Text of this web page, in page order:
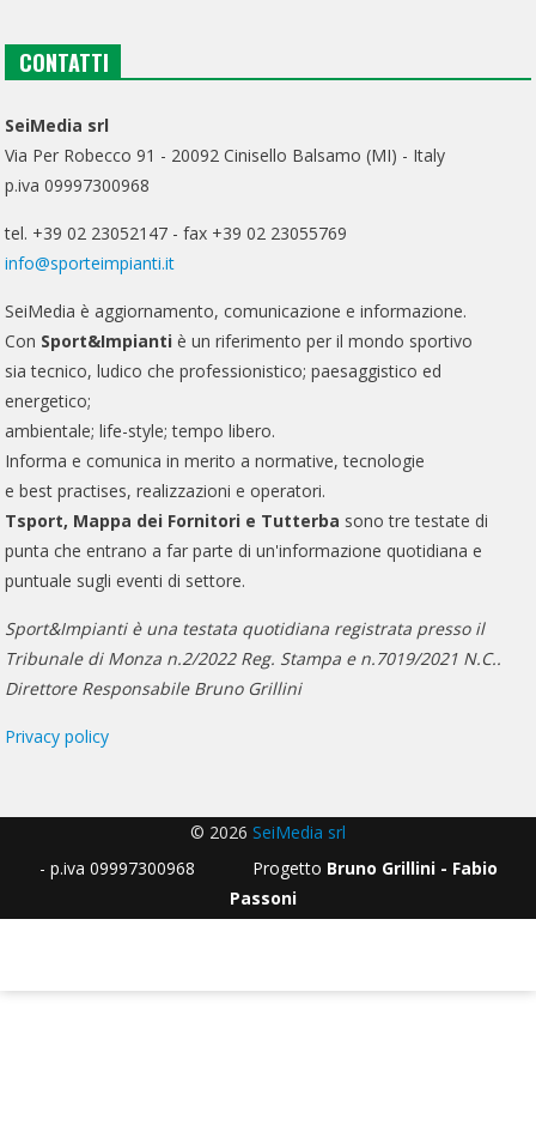
CONTATTI
SeiMedia srl
Via Per Robecco 91 - 20092 Cinisello Balsamo (MI) - Italy
p.iva 09997300968
tel. +39 02 23052147 - fax +39 02 23055769
info@sporteimpianti.it
SeiMedia è aggiornamento, comunicazione e informazione.
Con Sport&Impianti è un riferimento per il mondo sportivo
sia tecnico, ludico che professionistico; paesaggistico ed
energetico;
ambientale; life-style; tempo libero.
Informa e comunica in merito a normative, tecnologie
e best practises, realizzazioni e operatori.
Tsport, Mappa dei Fornitori e Tutterba sono tre testate di
punta che entrano a far parte di un'informazione quotidiana e
puntuale sugli eventi di settore.
Sport&Impianti è una testata quotidiana registrata presso il
Tribunale di Monza n.2/2022 Reg. Stampa e n.7019/2021 N.C..
Direttore Responsabile Bruno Grillini
Privacy policy
© 2026 SeiMedia srl
- p.iva 09997300968 Progetto Bruno Grillini - Fabio
Passoni